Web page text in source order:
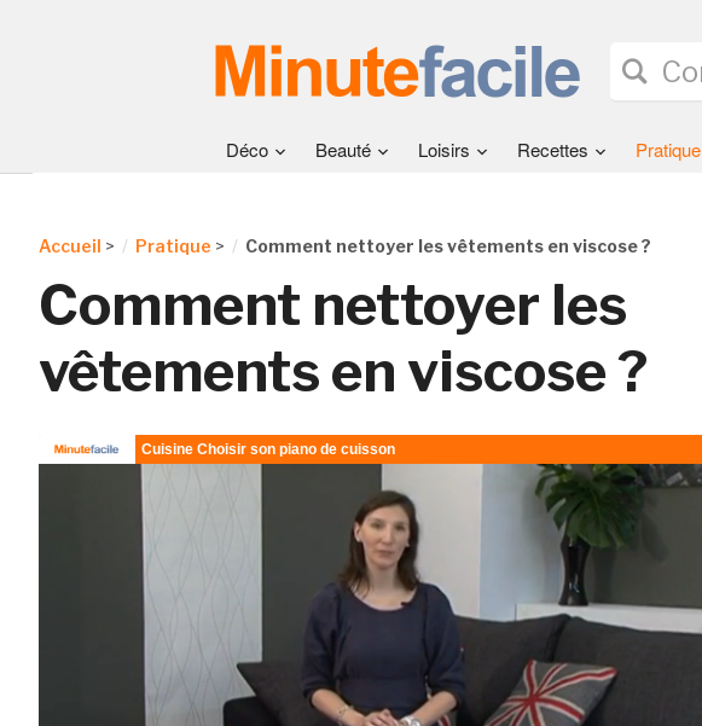
Déco Beauté Loisirs Recettes Pratique
Accueil > Pratique > Comment nettoyer les vêtements en viscose ?
Comment nettoyer les
vêtements en viscose ?